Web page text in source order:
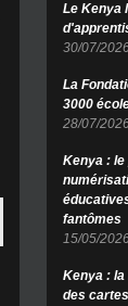
Le Kenya
30/07/
La
3000
28/07/
Kenya : le
fantômes
15/05/
Kenya :
des